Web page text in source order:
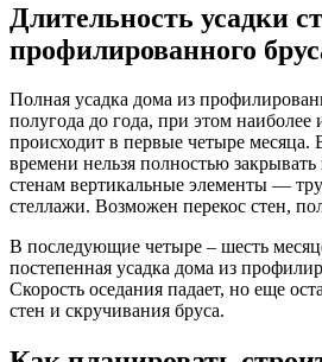
Длительность усадки
профилированного
Полная усадка дома из
полугода до года, при этом наиболее
происходит в первые четыре месяца.
времени нельзя полностью
стенам вертикальные элементы —
стеллажи. Возможен перекос стен,
В последующие четыре – шесть
постепенная усадка дома из
Скорость оседания падает, но еще
стен и скручивания бруса.